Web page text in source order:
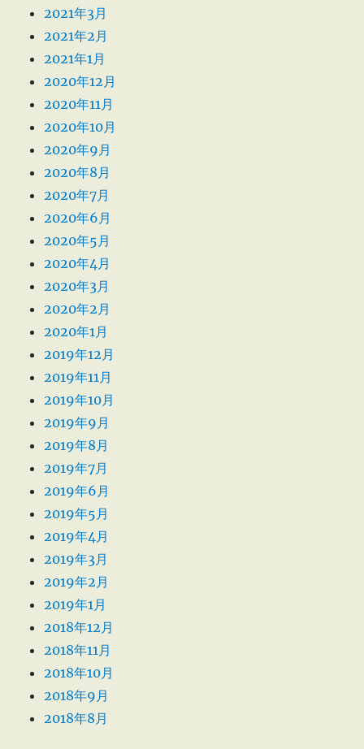
2021年3月
2021年2月
2021年1月
2020年12月
2020年11月
2020年10月
2020年9月
2020年8月
2020年7月
2020年6月
2020年5月
2020年4月
2020年3月
2020年2月
2020年1月
2019年12月
2019年11月
2019年10月
2019年9月
2019年8月
2019年7月
2019年6月
2019年5月
2019年4月
2019年3月
2019年2月
2019年1月
2018年12月
2018年11月
2018年10月
2018年9月
2018年8月